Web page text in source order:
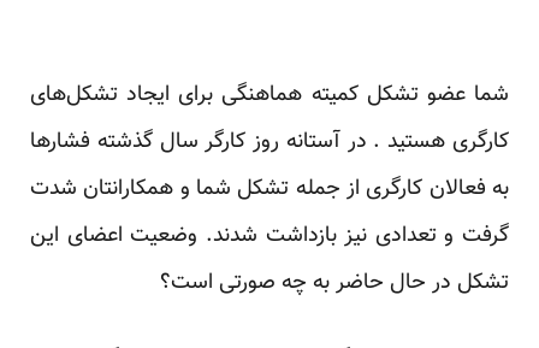
شما عضو تشکل کمیته هماهنگی برای ایجاد تشکل‌های
کارگری هستید . در آستانه روز کارگر سال گذشته فشارها
به فعالان کارگری از جمله تشکل شما و همکارانتان شدت
گرفت و تعدادی نیز بازداشت شدند. وضعیت اعضای این
تشکل در حال حاضر به چه صورتی است؟